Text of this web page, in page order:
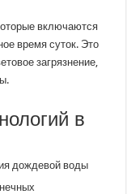
включаются
время суток. Это
загрязнение,
в
дождевой воды